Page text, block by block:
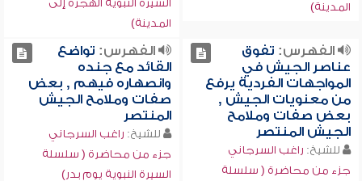
المدينة)
السيرة النبوية الهجرة إلى
المدينة)
الفهرس: تفوق
عناصر الجيش في
المواجهات الفردية يرفع
من معنويات الجيش ,
بعض صفات وملامح
الجيش المنتصر
للشيخ: راغب السرجاني
جزء من محاضرة ( سلسلة
الفهرس: تواضع
القائد مع جنده
وانصهاره فيهم , بعض
صفات وملامح الجيش
المنتصر
للشيخ: راغب السرجاني
جزء من محاضرة ( سلسلة
السيرة النبوية يوم بدر)